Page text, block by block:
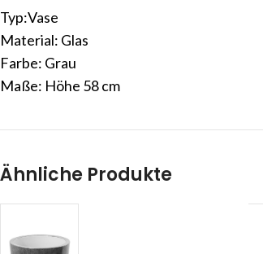
Typ:Vase
Material: Glas
Farbe: Grau
Maße: Höhe 58 cm
Ähnliche Produkte